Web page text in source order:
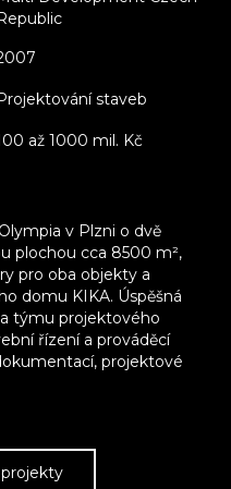
v Plzni o dvě
plochou cca 8500 m²,
pro oba objekty a
domu KIKA. Úspěšná
týmu projektového
řízení a prováděcí
projektové
staveb
až 1000 mil. Kč